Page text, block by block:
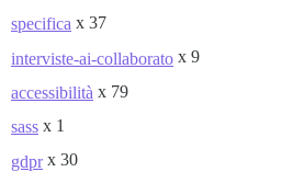
specifica x 37
interviste-ai-collaborato x 9
accessibilità x 79
sass x 1
gdpr x 30